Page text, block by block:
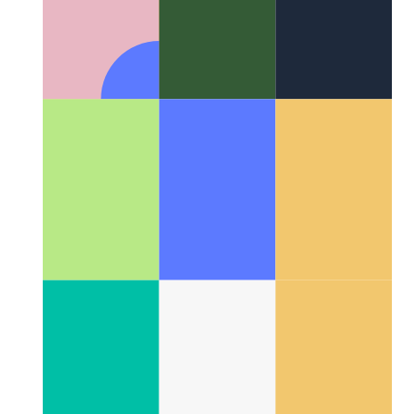
Gevorderde probeer / vang / uiteindelik in Javascript en
Kyk deeglik na die implementering van 'n probeer-
vang-uiteindelik-blok